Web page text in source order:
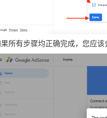
所有步骤均正确完成，您应该